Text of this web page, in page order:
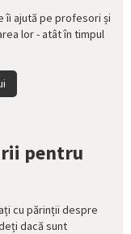
îi ajută pe profesori și
lor - atât în timpul
pentru
cu părinții despre
dacă sunt